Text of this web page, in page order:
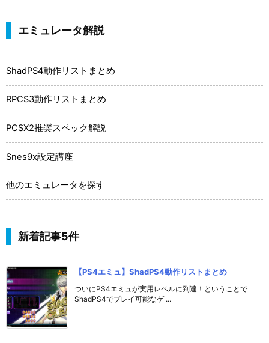
エミュレータ解説
ShadPS4動作リストまとめ
RPCS3動作リストまとめ
PCSX2推奨スペック解説
Snes9x設定講座
他のエミュレータを探す
新着記事5件
【PS4エミュ】ShadPS4動作リストまとめ
ついにPS4エミュが実用レベルに到達！ということで
ShadPS4でプレイ可能なゲ ...